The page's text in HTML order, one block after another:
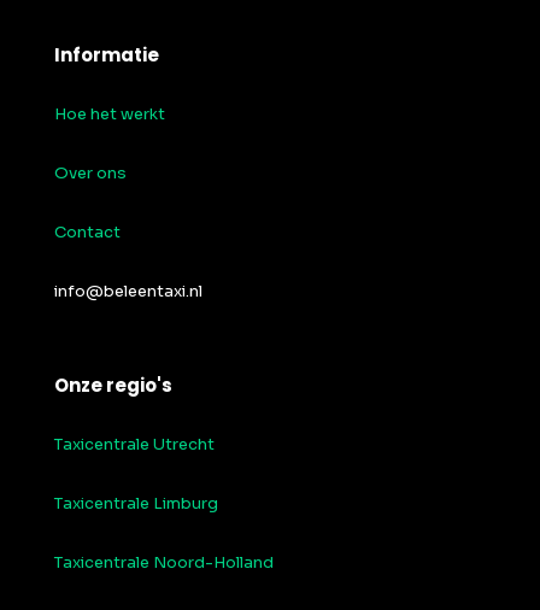
Informatie
Hoe het werkt
Over ons
Contact
info@beleentaxi.nl
Onze regio's
Taxicentrale Utrecht
Taxicentrale Limburg
Taxicentrale Noord-Holland